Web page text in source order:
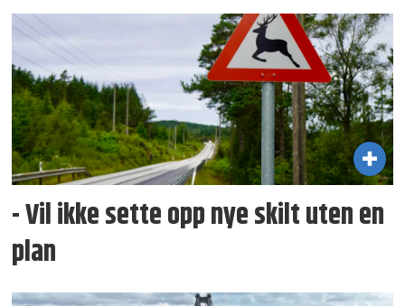
- Vil ikke sette opp nye skilt uten en
plan